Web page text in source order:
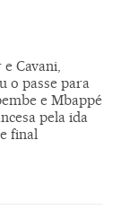
Cavani,
o passe para
e Mbappé
pela ida
final